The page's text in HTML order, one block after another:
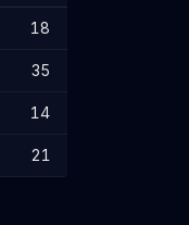
18
35
14
21